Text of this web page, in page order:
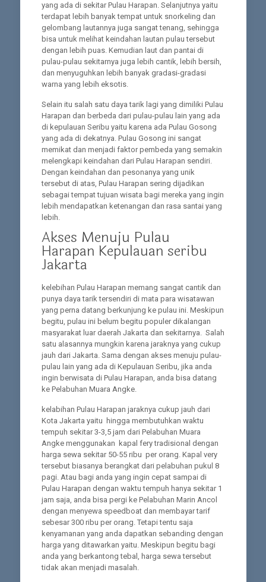
yang ada di sekitar Pulau Harapan. Selanjutnya yaitu
terdapat lebih banyak tempat untuk snorkeling dan
gelombang lautannya juga sangat tenang, sehingga
bisa untuk melihat keindahan lautan pulau tersebut
dengan lebih puas. Kemudian laut dan pantai di
pulau-pulau sekitarnya juga lebih cantik, lebih bersih,
dan menyuguhkan lebih banyak gradasi-gradasi
warna yang lebih eksotis.
Selain itu salah satu daya tarik lagi yang dimiliki Pulau
Harapan dan berbeda dari pulau-pulau lain yang ada
di kepulauan Seribu yaitu karena ada Pulau Gosong
yang ada di dekatnya. Pulau Gosong ini sangat
memikat dan menjadi faktor pembeda yang semakin
melengkapi keindahan dari Pulau Harapan sendiri.
Dengan keindahan dan pesonanya yang unik
tersebut di atas, Pulau Harapan sering dijadikan
sebagai tempat tujuan wisata bagi mereka yang ingin
lebih mendapatkan ketenangan dan rasa santai yang
lebih.
Akses Menuju Pulau
Harapan Kepulauan seribu
Jakarta
kelebihan Pulau Harapan memang sangat cantik dan
punya daya tarik tersendiri di mata para wisatawan
yang perna datang berkunjung ke pulau ini. Meskipun
begitu, pulau ini belum begitu populer dikalangan
masyarakat luar daerah Jakarta dan sekitarnya. Salah
satu alasannya mungkin karena jaraknya yang cukup
jauh dari Jakarta. Sama dengan akses menuju pulau-
pulau lain yang ada di Kepulauan Seribu, jika anda
ingin berwisata di Pulau Harapan, anda bisa datang
ke Pelabuhan Muara Angke.
kelabihan Pulau Harapan jaraknya cukup jauh dari
Kota Jakarta yaitu hingga membutuhkan waktu
tempuh sekitar 3-3,5 jam dari Pelabuhan Muara
Angke menggunakan kapal fery tradisional dengan
harga sewa sekitar 50-55 ribu per orang. Kapal very
tersebut biasanya berangkat dari pelabuhan pukul 8
pagi. Atau bagi anda yang ingin cepat sampai di
Pulau Harapan dengan waktu tempuh hanya sekitar 1
jam saja, anda bisa pergi ke Pelabuhan Marin Ancol
dengan menyewa speedboat dan membayar tarif
sebesar 300 ribu per orang. Tetapi tentu saja
kenyamanan yang anda dapatkan sebanding dengan
harga yang ditawarkan yaitu. Meskipun begitu bagi
anda yang berkantong tebal, harga sewa tersebut
tidak akan menjadi masalah.